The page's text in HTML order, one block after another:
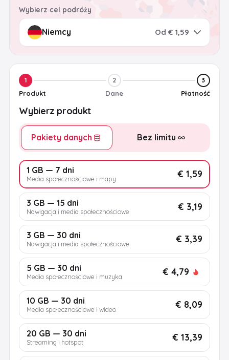
Wybierz cel podróży
Od € 1,59
1
Produkt
2
Dane
3
Płatność
Wybierz produkt
Pakiety danych Bez limitu
1 GB — 7 dni
Media społecznościowe i mapy € 1,59
3 GB — 15 dni
Nawigacja i media społecznościowe € 3,19
3 GB — 30 dni
Nawigacja i media społecznościowe € 3,39
5 GB — 30 dni
Media społecznościowe i muzyka € 4,79
10 GB — 30 dni
Media społecznościowe i wideo € 8,09
20 GB — 30 dni
Streaming i hotspot € 13,39